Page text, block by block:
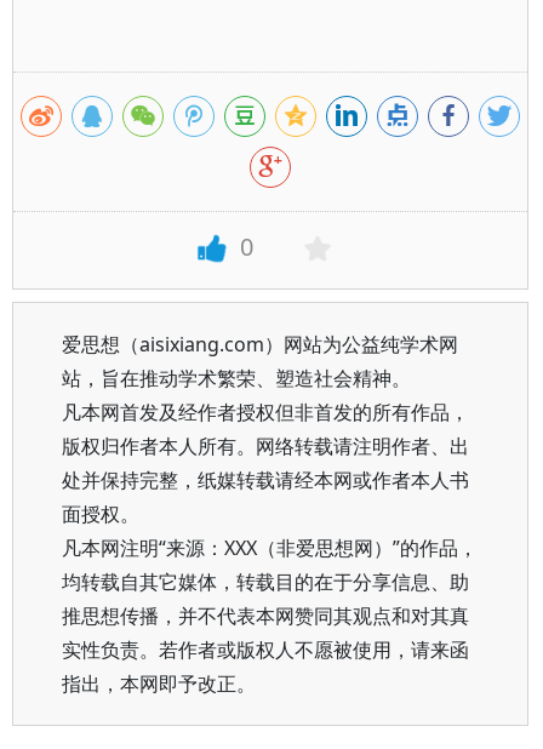
0
爱思想（aisixiang.com）网站为公益纯学术网
站，旨在推动学术繁荣、塑造社会精神。
凡本网首发及经作者授权但非首发的所有作品，
版权归作者本人所有。网络转载请注明作者、出
处并保持完整，纸媒转载请经本网或作者本人书
面授权。
凡本网注明“来源：XXX（非爱思想网）”的作品，
均转载自其它媒体，转载目的在于分享信息、助
推思想传播，并不代表本网赞同其观点和对其真
实性负责。若作者或版权人不愿被使用，请来函
指出，本网即予改正。